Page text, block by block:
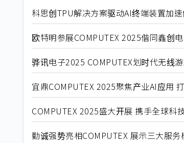
科思创TPU解决方案驱动AI终端装置加
欧特明参展COMPUTEX 2025偕同鑫创
骅讯电子2025 COMPUTEX划时代无线
宜鼎COMPUTEX 2025聚焦产业AI应用
COMPUTEX 2025盛大开展 携手全球科
勤诚强势亮相COMPUTEX 展示三大服